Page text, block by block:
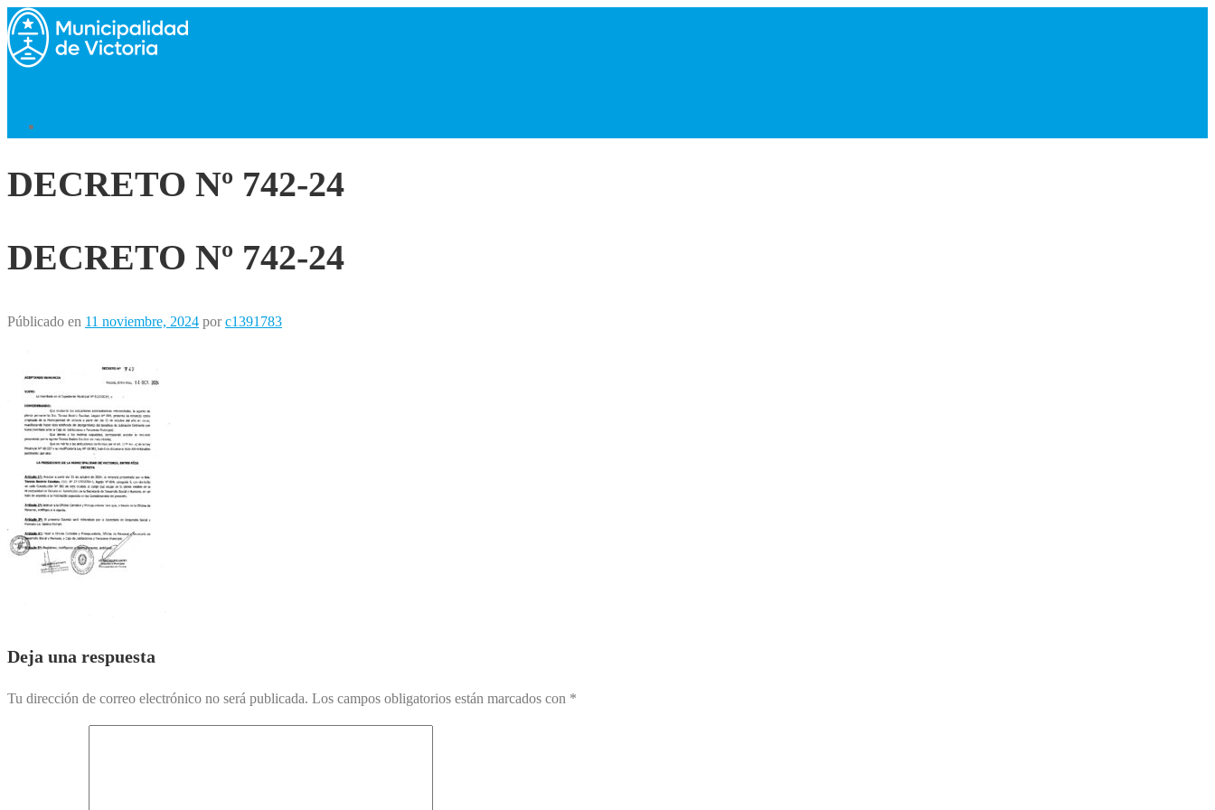
Saltar
al
contenido
DECRETO Nº 742-24
DECRETO Nº 742-24
Públicado en 11 noviembre, 2024 porc1391783
Deja una respuesta
Tu dirección de correo electrónico no será publicada. Los campos obligatorios están marcados con *